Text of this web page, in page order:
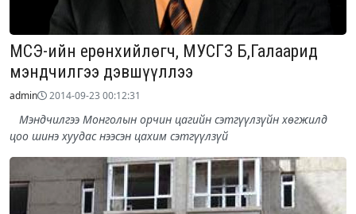
МСЭ-ийн ерөнхийлөгч, МУСГЗ Б,Галаарид
мэндчилгээ дэвшүүллээ
admin 2014-09-23 00:12:31
Мэндчилгээ Монголын орчин цагийн сэтгүүлзүйн хөгжилд
цоо шинэ хуудас нээсэн цахим сэтгүүлзүй